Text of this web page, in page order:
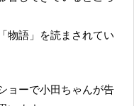
物語」を読まされてい